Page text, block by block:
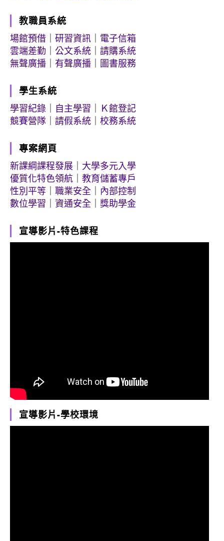
教職員系統
場館預借
研習資訊
電子信箱
雲端差勤
公文系統
請購系統
無聲廣播
有聲廣播 圖書服務
學生系統
學習紀錄
自主學習
Ｋ館登記
競賽營隊
請假系統 校務系統
專案網頁
新課綱課程發展
大學多元入學
優質化特色領航
教育儲蓄專戶
性別平等
職業安全
內部控制
數位學習
資通安全 獎助學金
宣導影片-特色課程
宣導影片-學校環境